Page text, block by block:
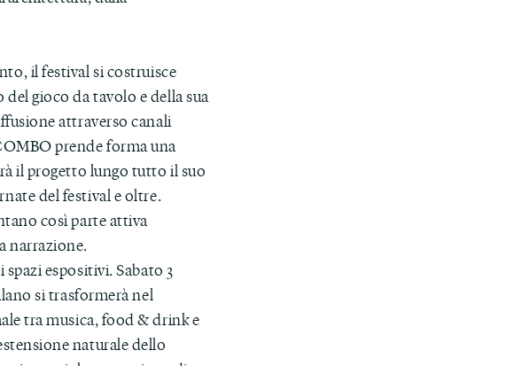
il festival si costruisce
gioco da tavolo e della sua
attraverso canali
prende forma una
il progetto lungo tutto il suo
del festival e oltre.
così parte attiva
narrazione.
espositivi. Sabato 3
si trasformerà nel
tra musica, food & drink e
naturale dello